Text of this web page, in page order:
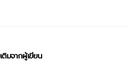
ติมจากผู้เขียน